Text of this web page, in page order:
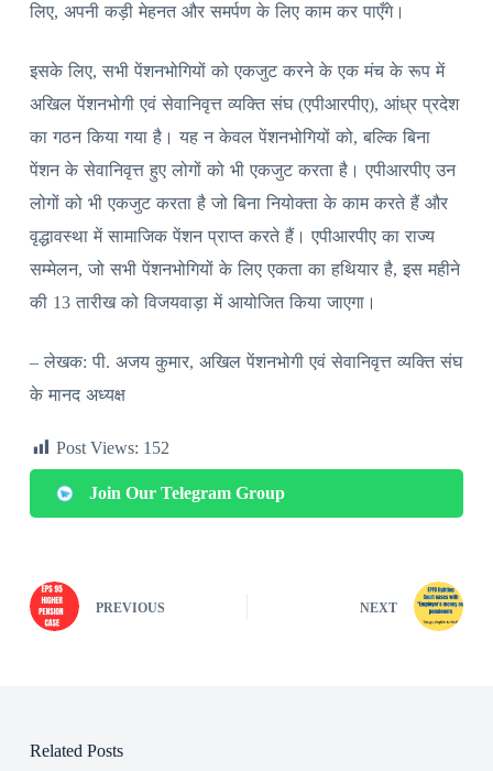
लिए, अपनी कड़ी मेहनत और समर्पण के लिए काम कर पाएँगे।
इसके लिए, सभी पेंशनभोगियों को एकजुट करने के एक मंच के रूप में
अखिल पेंशनभोगी एवं सेवानिवृत्त व्यक्ति संघ (एपीआरपीए), आंध्र प्रदेश
का गठन किया गया है। यह न केवल पेंशनभोगियों को, बल्कि बिना
पेंशन के सेवानिवृत्त हुए लोगों को भी एकजुट करता है। एपीआरपीए उन
लोगों को भी एकजुट करता है जो बिना नियोक्ता के काम करते हैं और
वृद्धावस्था में सामाजिक पेंशन प्राप्त करते हैं। एपीआरपीए का राज्य
सम्मेलन, जो सभी पेंशनभोगियों के लिए एकता का हथियार है, इस महीने
की 13 तारीख को विजयवाड़ा में आयोजित किया जाएगा।
– लेखक: पी. अजय कुमार, अखिल पेंशनभोगी एवं सेवानिवृत्त व्यक्ति संघ
के मानद अध्यक्ष
Post Views: 152
Join Our Telegram Group
PREVIOUS NEXT
Related Posts